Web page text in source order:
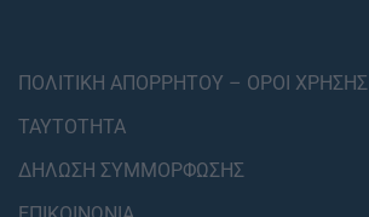
ΠΟΛΙΤΙΚΗ ΑΠΟΡΡΗΤΟΥ – ΟΡΟΙ ΧΡΗΣΗΣ
ΤΑΥΤΟΤΗΤΑ
ΔΗΛΩΣΗ ΣΥΜΜΟΡΦΩΣΗΣ